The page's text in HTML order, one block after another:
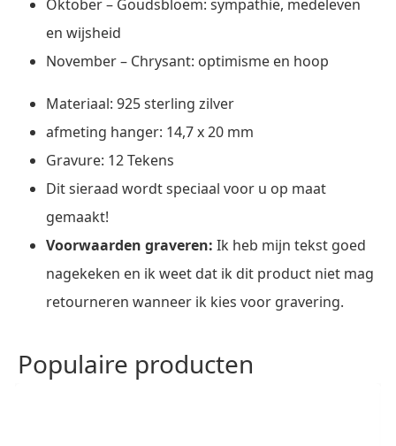
Oktober – Goudsbloem: sympathie, medeleven
en wijsheid
November – Chrysant: optimisme en hoop
Materiaal: 925 sterling zilver
afmeting hanger: 14,7 x 20 mm
Gravure: 12 Tekens
Dit sieraad wordt speciaal voor u op maat
gemaakt!
Voorwaarden graveren: Ik heb mijn tekst goed
nagekeken en ik weet dat ik dit product niet mag
retourneren wanneer ik kies voor gravering.
Populaire producten